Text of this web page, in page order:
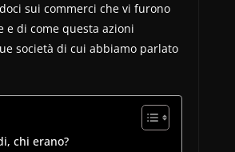
sui commerci che vi furono
e di come questa azioni
società di cui abbiamo parlato
chi erano?